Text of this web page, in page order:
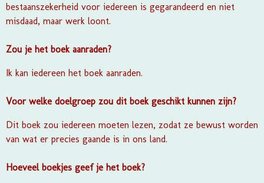
bestaanszekerheid voor iedereen is gegarandeerd en niet
misdaad, maar werk loont.
Zou je het boek aanraden?
Ik kan iedereen het boek aanraden.
Voor welke doelgroep zou dit boek geschikt kunnen zijn?
Dit boek zou iedereen moeten lezen, zodat ze bewust worden
van wat er precies gaande is in ons land.
Hoeveel boekjes geef je het boek?